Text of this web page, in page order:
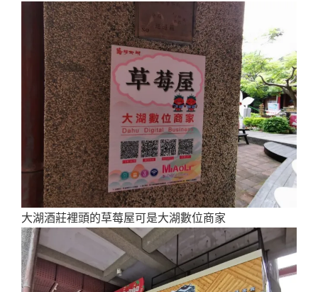
大湖酒莊裡頭的草莓屋可是大湖數位商家